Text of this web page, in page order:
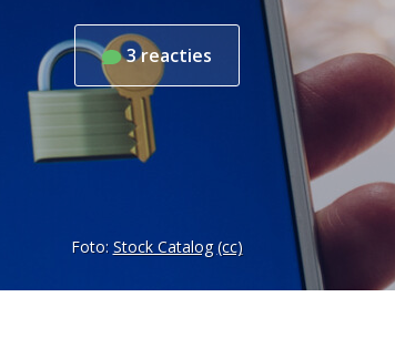
3reacties
Foto: Stock Catalog (cc)